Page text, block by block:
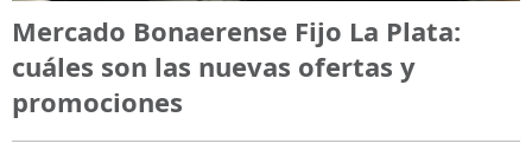
Mercado Bonaerense Fijo La Plata:
cuáles son las nuevas ofertas y
promociones